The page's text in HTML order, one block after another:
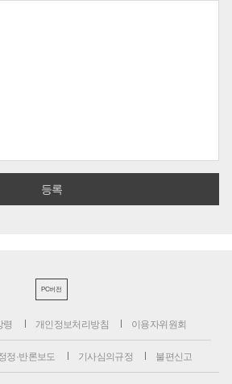
PC버전
령 개인정보처리방침 이용자위원회
정·반론보도 기사심의규정 불편신고